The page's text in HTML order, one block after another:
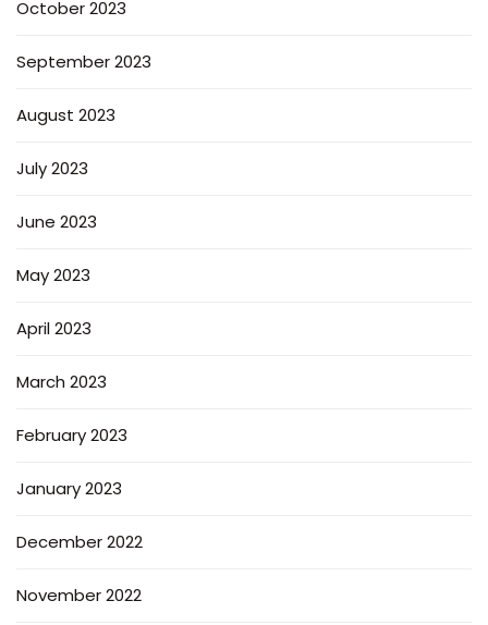
October 2023
September 2023
August 2023
July 2023
June 2023
May 2023
April 2023
March 2023
February 2023
January 2023
December 2022
November 2022